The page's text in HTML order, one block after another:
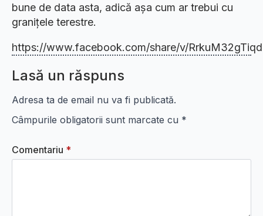
bune de data asta, adică așa cum ar trebui cu
granițele terestre.
https://www.facebook.com/share/v/
Lasă un răspuns
Adresa ta de email nu va fi publicată.
Câmpurile obligatorii sunt marcate cu *
Comentariu *